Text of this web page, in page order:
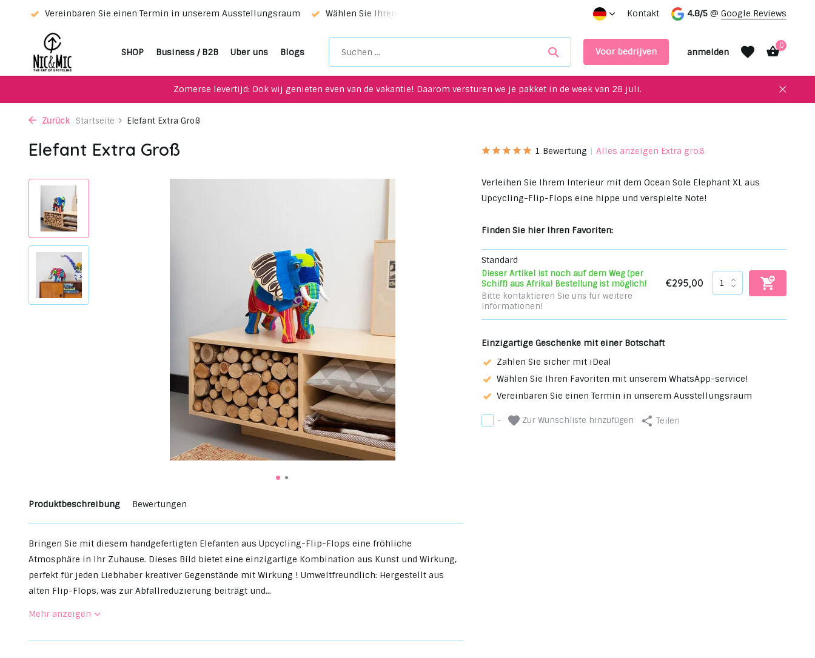
Vereinbaren Sie einen Termin in unserem Ausstellungsraum Wählen Sie Ihren Favoriten mit unserem WhatsApp-service! Einzigartige Upcycling-Artikel für Ihre
Kontakt 4.8/5 @ Google Reviews
SHOP Business / B2B Uber uns Blogs Voor bedrijven anmelden
Benutzerkonto
0
Zomerse levertijd: Ook wij genieten even van de vakantie! Daarom versturen we je pakket in de week van 28 juli.
Zurück Startseite Elefant Extra Groß
Elefant Extra Groß
Produktbeschreibung Bewertungen
Bringen Sie mit diesem handgefertigten Elefanten aus Upcycling-Flip-Flops eine fröhliche
Atmosphäre in Ihr Zuhause. Dieses Bild bietet eine einzigartige Kombination aus Kunst und Wirkung,
perfekt für jeden Liebhaber kreativer Gegenstände mit Wirkung ! Umweltfreundlich: Hergestellt aus
alten Flip-Flops, was zur Abfallreduzierung beiträgt und...
Mehr anzeigen
1 Bewertung Alles anzeigen Extra groß
Verleihen Sie Ihrem Interieur mit dem Ocean Sole Elephant XL aus
Upcycling-Flip-Flops eine hippe und verspielte Note!
Finden Sie hier Ihren Favoriten:
Standard
Dieser Artikel ist noch auf dem Weg (per
Schiff) aus Afrika! Bestellung ist möglich!
Bitte kontaktieren Sie uns für weitere
Informationen!
€295,00
Einzigartige Geschenke mit einer Botschaft
Zahlen Sie sicher mit iDeal
Wählen Sie Ihren Favoriten mit unserem WhatsApp-service!
Vereinbaren Sie einen Termin in unserem Ausstellungsraum
- Zur Wunschliste hinzufügen Teilen